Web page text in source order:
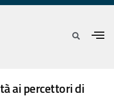
ai percettori di